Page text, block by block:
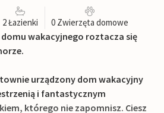
2 Łazienki 0 Zwierzęta domowe
wakacyjnego roztacza się
urządzony dom wakacyjny
i fantastycznym
którego nie zapomnisz. Ciesz